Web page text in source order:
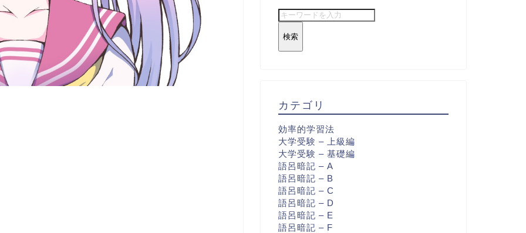
検索
カテゴリ
効率的学習法
大学受験 – 上級編
大学受験 – 基礎編
語呂暗記 – A
語呂暗記 – B
語呂暗記 – C
語呂暗記 – D
語呂暗記 – E
語呂暗記 – F